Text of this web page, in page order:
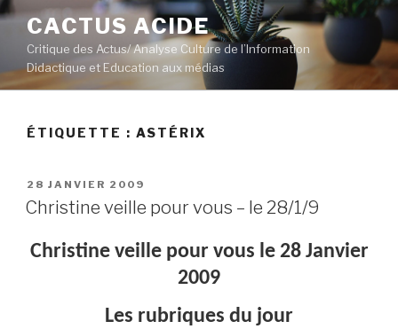
Aller
contenu
principal
CACTUS ACIDE
Critique des Actus/ Analyse Culture de l’Information
Didactique et Education aux médias
ÉTIQUETTE : ASTÉRIX
PUBLIÉ
LE
28 JANVIER 2009
Christine veille pour vous – le 28/1/9
Christine veille pour vous le 28 Janvier
2009
Les rubriques du jour